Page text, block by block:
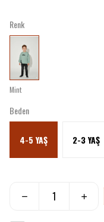
Renk
Mint
Beden
4-5 YAŞ 2-3 YAŞ